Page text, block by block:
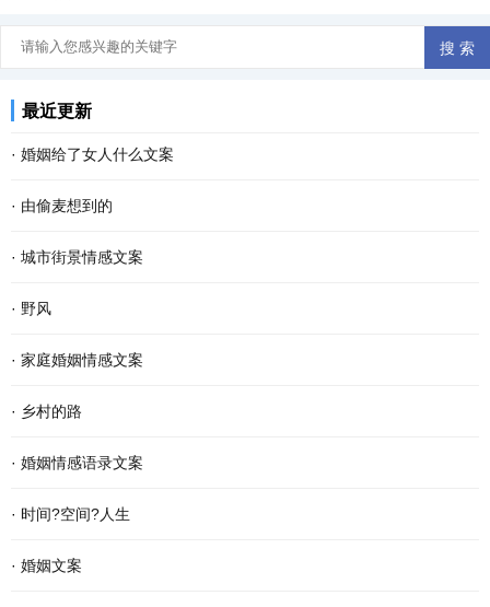
最近更新
· 婚姻给了女人什么文案
· 由偷麦想到的
· 城市街景情感文案
· 野风
· 家庭婚姻情感文案
· 乡村的路
· 婚姻情感语录文案
· 时间?空间?人生
· 婚姻文案